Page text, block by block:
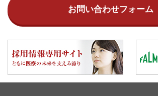
お問い合わせフォーム